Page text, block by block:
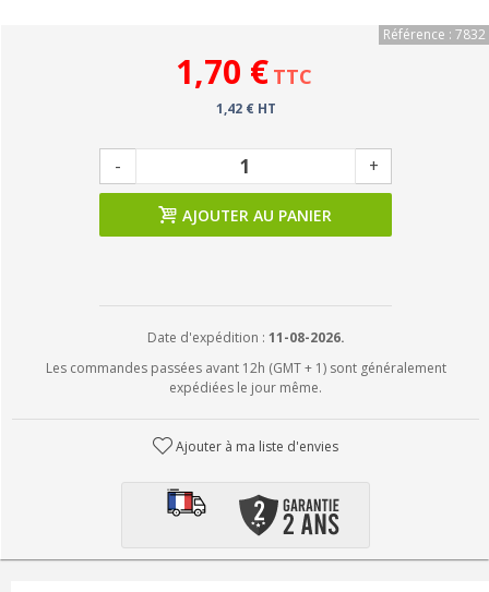
Référence : 7832
1,70 € TTC
1,42 € HT
- +
AJOUTER AU PANIER
Date d'expédition : 11-08-2026.
Les commandes passées avant 12h (GMT + 1) sont généralement
expédiées le jour même.
Ajouter à ma liste d'envies